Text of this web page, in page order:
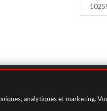
analytiques et marketing.